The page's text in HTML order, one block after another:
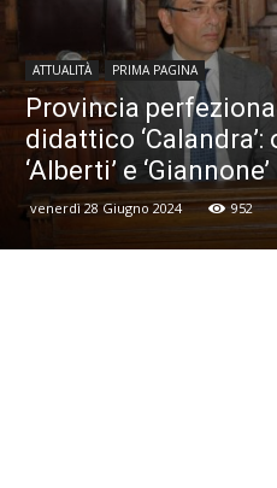
ATTUALITÀ PRIMA PAGINA
Provincia
didattico
‘Alberti’ e ‘Giannone’
venerdì 28 Giugno 2024 952